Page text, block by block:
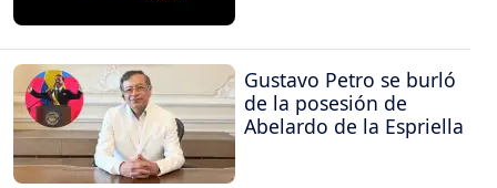
Gustavo Petro se burló
de la posesión de
Abelardo de la Espriella